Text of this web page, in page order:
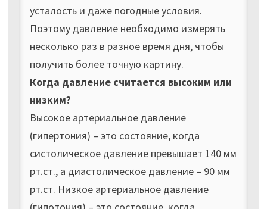
усталость и даже погодные условия.
Поэтому давление необходимо измерять
несколько раз в разное время дня, чтобы
получить более точную картину.
Когда давление считается высоким или
низким?
Высокое артериальное давление
(гипертония) – это состояние, когда
систолическое давление превышает 140 мм
рт.ст., а диастолическое давление – 90 мм
рт.ст. Низкое артериальное давление